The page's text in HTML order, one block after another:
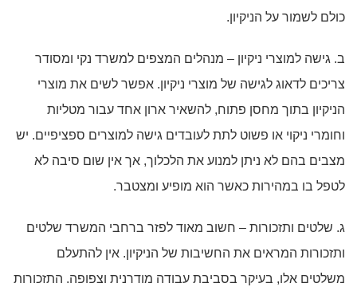
כולם לשמור על הניקיון.
ב. גישה למוצרי ניקיון – מנהלים המצפים למשרד נקי ומסודר
צריכים לדאוג לגישה של מוצרי ניקיון. אפשר לשים את מוצרי
הניקיון בתוך מחסן פתוח, להשאיר ארון אחד עבור מטליות
וחומרי ניקוי או פשוט לתת לעובדים גישה למוצרים ספציפיים. יש
מצבים בהם לא ניתן למנוע את הלכלוך, אך אין שום סיבה לא
לטפל בו במהירות כאשר הוא מופיע ומצטבר.
ג. שלטים ותזכורות – חשוב מאוד לפזר ברחבי המשרד שלטים
ותזכורות המראים את החשיבות של הניקיון. אין להתעלם
משלטים אלו, בעיקר בסביבת עבודה מודרנית וצפופה. התזכורות